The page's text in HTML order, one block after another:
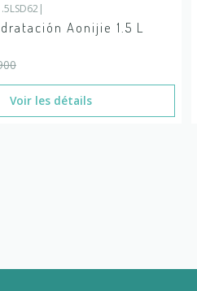
stock
|
Aonijie 1.5 L
Voir les détails